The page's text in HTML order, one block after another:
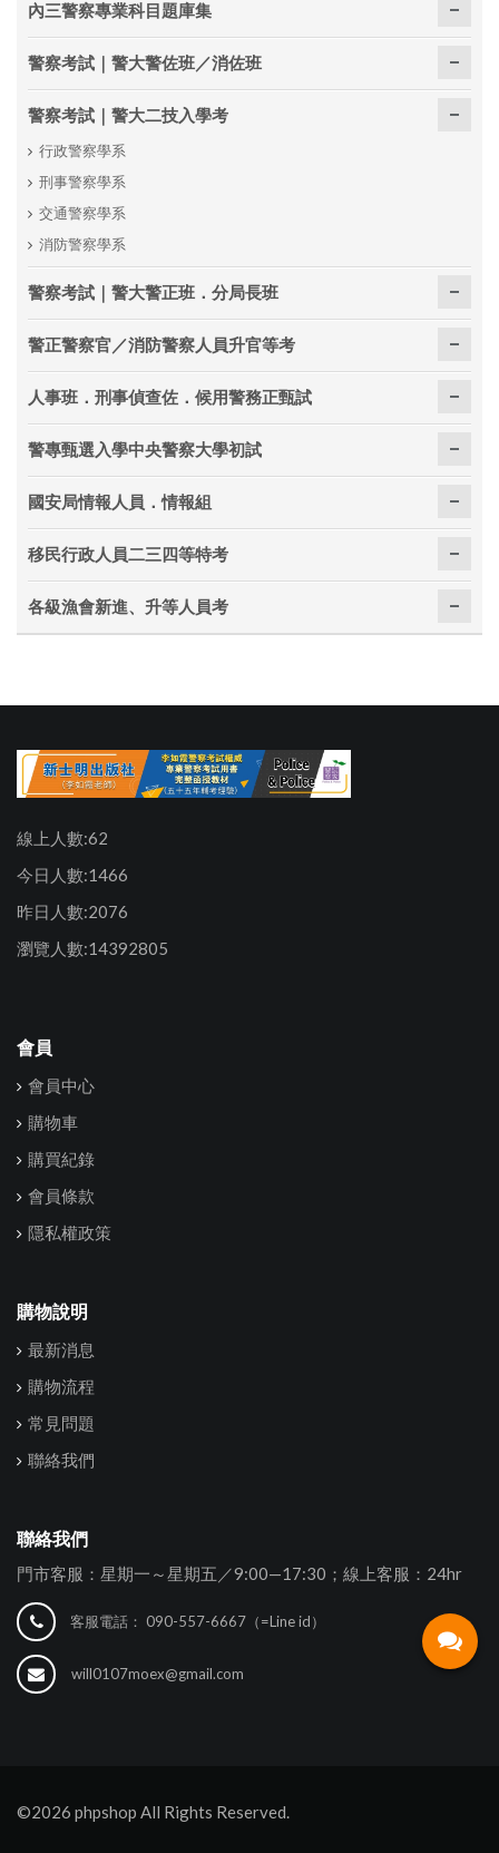
內三警察專業科目題庫集
警察考試｜警大警佐班／消佐班
警察考試｜警大二技入學考
行政警察學系
刑事警察學系
交通警察學系
消防警察學系
警察考試｜警大警正班．分局長班
警正警察官／消防警察人員升官等考
人事班．刑事偵查佐．候用警務正甄試
警專甄選入學中央警察大學初試
國安局情報人員．情報組
移民行政人員二三四等特考
各級漁會新進、升等人員考
線上人數:62
今日人數:1466
昨日人數:2076
瀏覽人數:14392805
會員
會員中心
購物車
購買紀錄
會員條款
隱私權政策
購物說明
最新消息
購物流程
常見問題
聯絡我們
聯絡我們
門市客服：星期一～星期五／9:00—17:30；線上客服：24hr
客服電話： 090-557-6667（=Line id）
will0107moex@gmail.com
©2026 phpshop All Rights Reserved.